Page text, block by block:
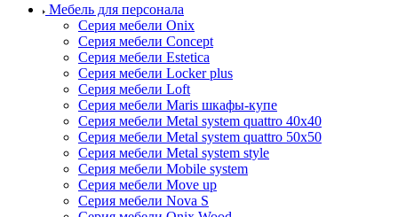
Мебель для персонала
Серия мебели Onix
Серия мебели Concept
Серия мебели Estetica
Серия мебели Locker plus
Серия мебели Loft
Серия мебели Maris шкафы-купе
Серия мебели Metal system quattro 40x40
Серия мебели Metal system quattro 50x50
Серия мебели Metal system style
Серия мебели Mobile system
Серия мебели Move up
Серия мебели Nova S